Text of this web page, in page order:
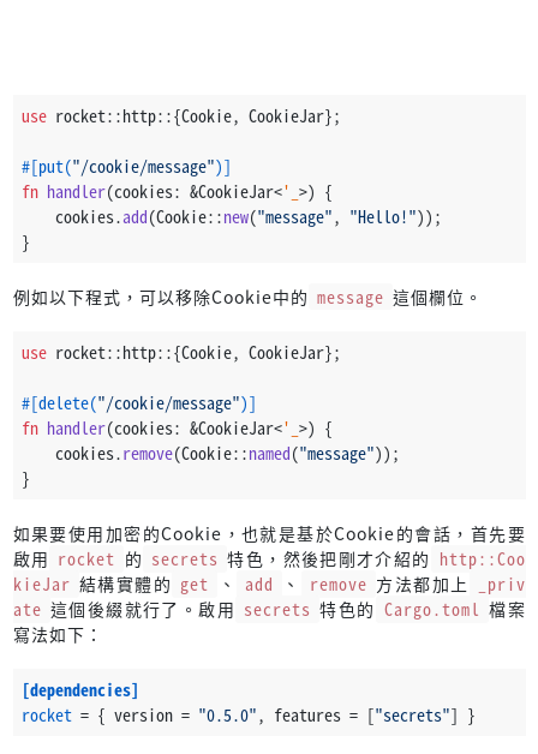
use rocket::http::{Cookie, CookieJar};
#[put("/cookie/message")]
fn handler(cookies: &CookieJar<'_ >) {
    cookies.
add(Cookie::new("message", "Hello!"));
}
例如以下程式，可以移除Cookie中的 message 這個欄位。
use rocket::http::{Cookie, CookieJar};
#[delete("/cookie/message")]
fn handler(cookies: &CookieJar<'_ >) {
    cookies.
remove(Cookie::named("message"));
}
如果要使用加密的Cookie，也就是基於Cookie的會話，首先要
啟用 rocket 的 secrets 特色，然後把剛才介紹的 http::Coo
kieJar 結構實體的 get 、 add 、 remove 方法都加上
_priv
ate 這個後綴就行了。啟用 secrets 特色的 Cargo.toml 檔案
寫法如下：
[dependencies]
rocket = { version = "0.5.0", features = ["secrets"] }